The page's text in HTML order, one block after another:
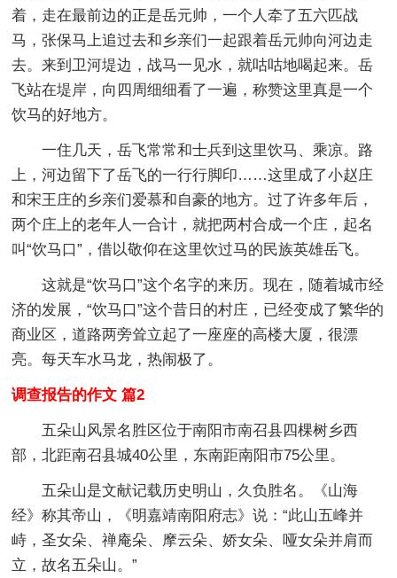
着，走在最前边的正是岳元帅，一个人牵了五六匹战
马，张保马上追过去和乡亲们一起跟着岳元帅向河边走
去。来到卫河堤边，战马一见水，就咕咕地喝起来。岳
飞站在堤岸，向四周细细看了一遍，称赞这里真是一个
饮马的好地方。
一住几天，岳飞常常和士兵到这里饮马、乘凉。路
上，河边留下了岳飞的一行行脚印……这里成了小赵庄
和宋王庄的乡亲们爱慕和自豪的地方。过了许多年后，
两个庄上的老年人一合计，就把两村合成一个庄，起名
叫“饮马口”，借以敬仰在这里饮过马的民族英雄岳飞。
这就是“饮马口”这个名字的来历。现在，随着城市经
济的发展，“饮马口”这个昔日的村庄，已经变成了繁华的
商业区，道路两旁耸立起了一座座的高楼大厦，很漂
亮。每天车水马龙，热闹极了。
调查报告的作文 篇2
五朵山风景名胜区位于南阳市南召县四棵树乡西
部，北距南召县城40公里，东南距南阳市75公里。
五朵山是文献记载历史明山，久负胜名。《山海
经》称其帝山，《明嘉靖南阳府志》说：“此山五峰并
峙，圣女朵、禅庵朵、摩云朵、娇女朵、哑女朵并肩而
立，故名五朵山。”